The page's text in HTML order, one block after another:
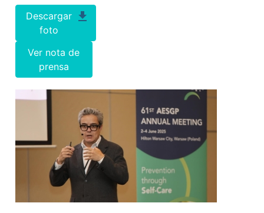
Descargar
foto
Ver nota de
prensa